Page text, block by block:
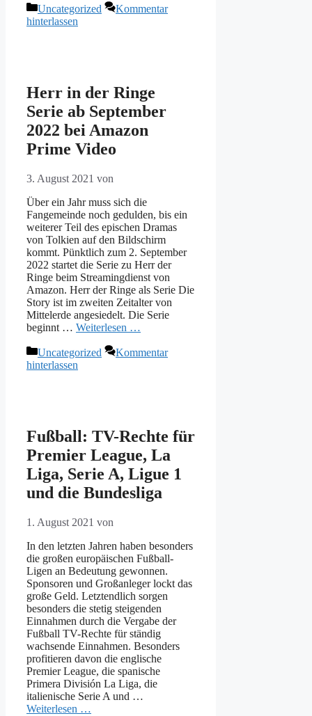
Kategorien
Uncategorized
Kommentar
hinterlassen
Herr in der Ringe
Serie ab September
2022 bei Amazon
Prime Video
3. August 2021 von
Über ein Jahr muss sich die
Fangemeinde noch gedulden, bis ein
weiterer Teil des epischen Dramas
von Tolkien auf den Bildschirm
kommt. Pünktlich zum 2. September
2022 startet die Serie zu Herr der
Ringe beim Streamingdienst von
Amazon. Herr der Ringe als Serie Die
Story ist im zweiten Zeitalter von
Mittelerde angesiedelt. Die Serie
beginnt … Weiterlesen …
Kategorien
Uncategorized
Kommentar
hinterlassen
Fußball: TV-Rechte für
Premier League, La
Liga, Serie A, Ligue 1
und die Bundesliga
1. August 2021 von
In den letzten Jahren haben besonders
die großen europäischen Fußball-
Ligen an Bedeutung gewonnen.
Sponsoren und Großanleger lockt das
große Geld. Letztendlich sorgen
besonders die stetig steigenden
Einnahmen durch die Vergabe der
Fußball TV-Rechte für ständig
wachsende Einnahmen. Besonders
profitieren davon die englische
Premier League, die spanische
Primera División La Liga, die
italienische Serie A und …
Weiterlesen …